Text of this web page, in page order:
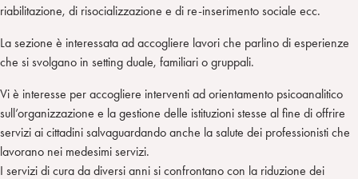
riabilitazione, di risocializzazione e di re-inserimento sociale ecc.
La sezione è interessata ad accogliere lavori che parlino di esperienze
che si svolgano in setting duale, familiari o gruppali.
Vi è interesse per accogliere interventi ad orientamento psicoanalitico
sull’organizzazione e la gestione delle istituzioni stesse al fine di offrire
servizi ai cittadini salvaguardando anche la salute dei professionisti che
lavorano nei medesimi servizi.
I servizi di cura da diversi anni si confrontano con la riduzione dei